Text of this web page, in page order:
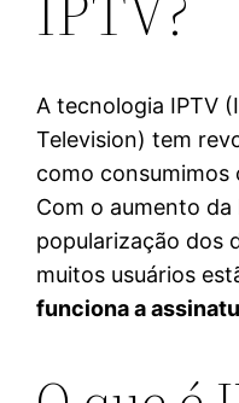
A tecnologia IPTV
Television) tem
como consumimos
Com o aumento da
popularização dos
muitos usuários
funciona a